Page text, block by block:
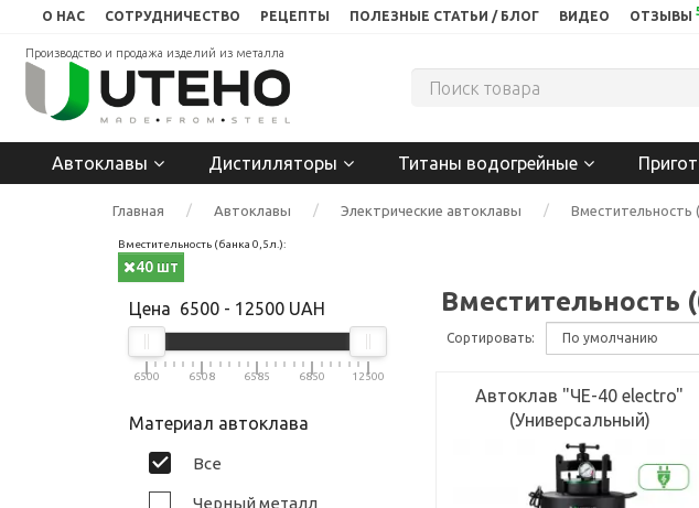
О НАС СОТРУДНИЧЕСТВО РЕЦЕПТЫ ПОЛЕЗНЫЕ СТАТЬИ / БЛОГ ВИДЕО ОТЗЫВЫ
Производство и продажа изделий из металла
Автоклавы Дистилляторы Титаны водогрейные
Главная Автоклавы Электрические автоклавы Вместительность
Вместительность (банка 0,5л.):
40 шт
Цена 6500 - 12500 UAH
6500 6508 6585 6850 12500
Материал автоклава
Все
Черный металл
Вместительность
Сортировать:
Автоклав "ЧЕ-40 electro"
(Универсальный)